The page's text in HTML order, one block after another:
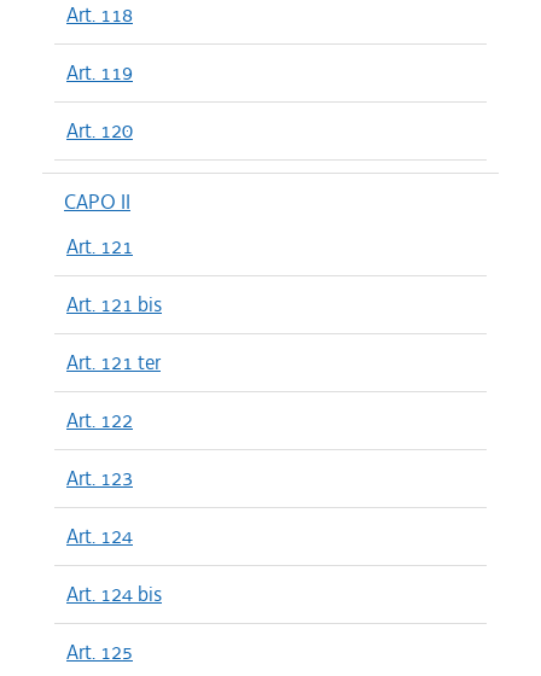
Art. 118
Art. 119
Art. 120
CAPO II
Art. 121
Art. 121 bis
Art. 121 ter
Art. 122
Art. 123
Art. 124
Art. 124 bis
Art. 125